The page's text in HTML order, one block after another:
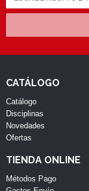
CATÁLOGO
Catálogo
Disciplinas
Novedades
Ofertas
TIENDA ONLINE
Métodos Pago